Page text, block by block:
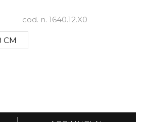
cod. n. 1640.12.X0
CM